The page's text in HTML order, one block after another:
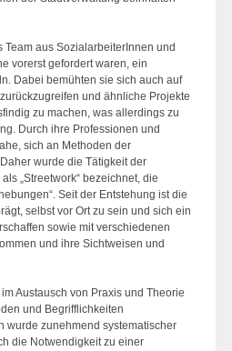
Team aus SozialarbeiterInnen und
vorerst gefordert waren, ein
Dabei bemühten sie sich auch auf
und ähnliche Projekte
zu machen, was allerdings zu
Durch ihre Professionen und
sich an Methoden der
wurde die Tätigkeit der
„Streetwork“ bezeichnet, die
Seit der Entstehung ist die
selbst vor Ort zu sein und sich ein
sowie mit verschiedenen
und ihre Sichtweisen und
Austausch von Praxis und Theorie
und Begrifflichkeiten
wurde zunehmend systematischer
die Notwendigkeit zu einer